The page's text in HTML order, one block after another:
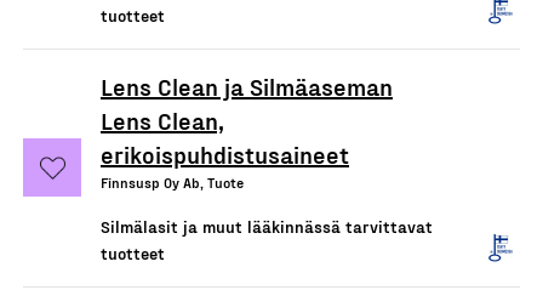
tuotteet
Lens Clean ja Silmäaseman
Lens Clean,
erikoispuhdistusaineet
Finnsusp Oy Ab, Tuote
Silmälasit ja muut lääkinnässä tarvittavat
tuotteet